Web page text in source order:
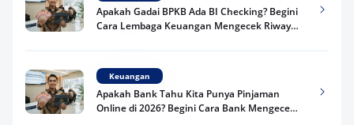
Apakah Gadai BPKB Ada BI Checking? Begini
Cara Lembaga Keuangan Mengecek Riwayat
Keuangan
Apakah Bank Tahu Kita Punya Pinjaman
Online di 2026? Begini Cara Bank Mengecek